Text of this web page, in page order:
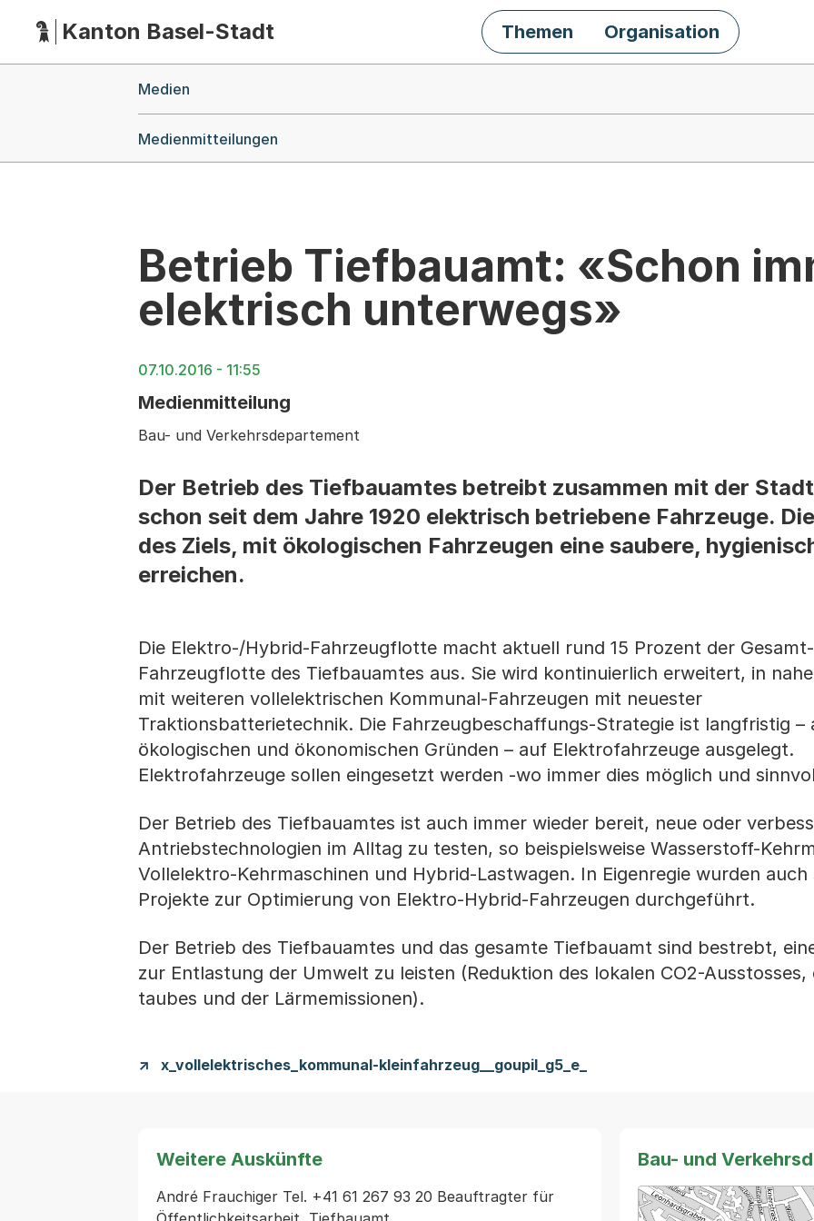
HauptnavigationKanton Basel-Stadt Themen Organisation
Medien
Medienmitteilungen
Betrieb Tiefbauamt: «Schon
elektrisch unterwegs»
07.10.2016 - 11:55
Medienmitteilung
Bau- und Verkehrsdepartement
Der Betrieb des Tiefbauamtes betreibt zusammen mit der
schon seit dem Jahre 1920 elektrisch betriebene Fahrzeuge.
des Ziels, mit ökologischen Fahrzeugen eine saubere,
erreichen.
Die Elektro-/Hybrid-Fahrzeugflotte macht aktuell rund 15 Prozent der Gesamt-
Fahrzeugflotte des Tiefbauamtes aus. Sie wird kontinuierlich erweitert, in
mit weiteren vollelektrischen Kommunal-Fahrzeugen mit neuester
Traktionsbatterietechnik. Die Fahrzeugbeschaffungs-Strategie ist langfristig –
ökologischen und ökonomischen Gründen – auf Elektrofahrzeuge ausgelegt.
Elektrofahrzeuge sollen eingesetzt werden -wo immer dies möglich und
Der Betrieb des Tiefbauamtes ist auch immer wieder bereit, neue oder
Antriebstechnologien im Alltag zu testen, so beispielsweise Wasserstoff-
Vollelektro-Kehrmaschinen und Hybrid-Lastwagen. In Eigenregie wurden auch
Projekte zur Optimierung von Elektro-Hybrid-Fahrzeugen durchgeführt.
Der Betrieb des Tiefbauamtes und das gesamte Tiefbauamt sind bestrebt,
zur Entlastung der Umwelt zu leisten (Reduktion des lokalen CO2-Ausstosses,
taubes und der Lärmemissionen).
x_vollelektrisches_kommunal-kleinfahrzeug__goupil_g5_e_
Weitere Auskünfte
André Frauchiger Tel. +41 61 267 93 20 Beauftragter für
Bau- und